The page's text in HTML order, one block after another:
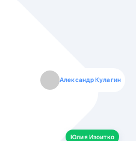
Александр Кулагин
Юлия Изоитко
Даниил Макаров
Екатерина Лазаренко
Борис Кашко
Юлия Изоитко